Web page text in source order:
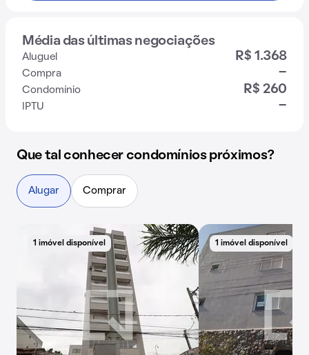
Média das últimas negociações
Aluguel R$ 1.368
Compra -
Condomínio R$ 260
IPTU -
Que tal conhecer condomínios próximos?
Alugar Comprar
1 imóvel disponível 1 imóvel disponível